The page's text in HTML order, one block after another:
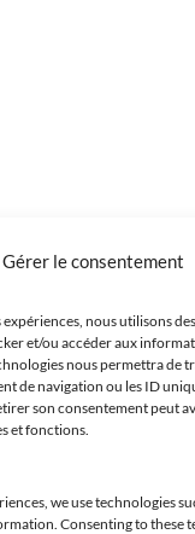
Gérer le consentement
nous utilisons
et/ou accéder aux
nous permettra de
de navigation ou les ID
son consentement peut
et fonctions.
we use technologies
Consenting to these